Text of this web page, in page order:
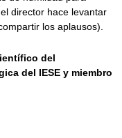
director hace levantar
los aplausos).
del
del IESE y miembro